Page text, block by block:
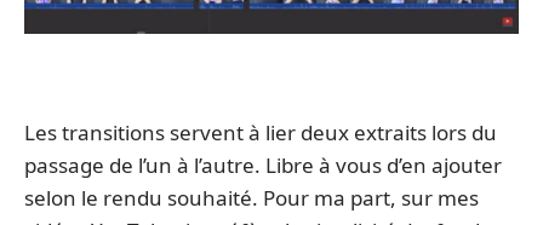
Les transitions servent à lier deux extraits lors du
passage de l’un à l’autre. Libre à vous d’en ajouter
selon le rendu souhaité. Pour ma part, sur mes